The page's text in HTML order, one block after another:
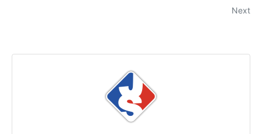
Next